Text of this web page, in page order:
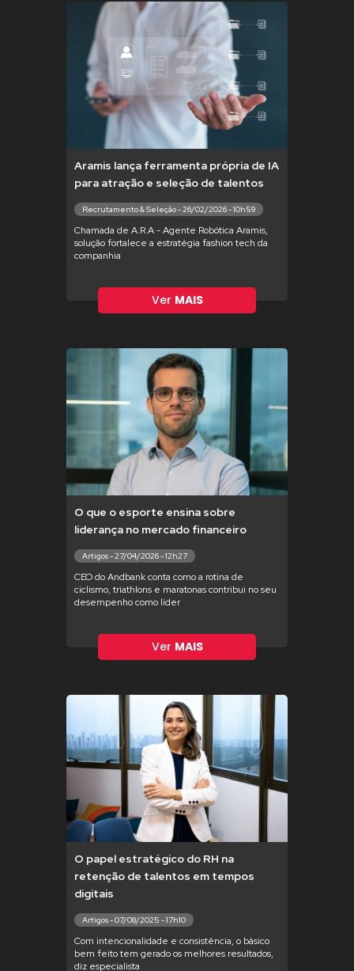
Aramis lança ferramenta própria de IA
para atração e seleção de talentos
Recrutamento & Seleção - 26/02/2026 - 10h59
Chamada de A.R.A - Agente Robótica Aramis,
solução fortalece a estratégia fashion tech da
companhia
Ver MAIS
O que o esporte ensina sobre
liderança no mercado financeiro
Artigos - 27/04/2026 - 12h27
CEO do Andbank conta como a rotina de
ciclismo, triathlons e maratonas contribui no seu
desempenho como líder
Ver MAIS
O papel estratégico do RH na
retenção de talentos em tempos
digitais
Artigos - 07/08/2025 - 17h10
Com intencionalidade e consistência, o básico
bem feito tem gerado os melhores resultados,
diz especialista